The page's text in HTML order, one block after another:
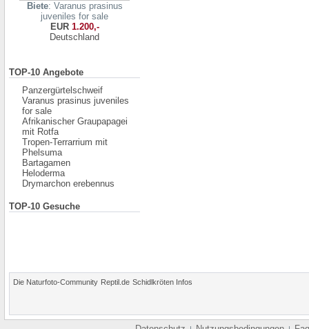
Biete: Varanus prasinus
juveniles for sale
EUR1.200,-
Deutschland
TOP-10 Angebote
Panzergürtelschweif
Varanus prasinus juveniles
for sale
Afrikanischer Graupapagei
mit Rotfa
Tropen-Terrarrium mit
Phelsuma
Bartagamen
Heloderma
Drymarchon erebennus
TOP-10 Gesuche
Die Naturfoto-Community Reptil.de Schidlkröten Infos